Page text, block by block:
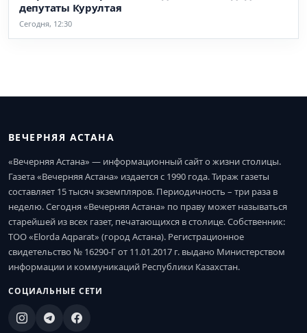
депутаты Курултая
Сегодня, 12:30
ВЕЧЕРНЯЯ АСТАНА
«Вечерняя Астана» — информационный сайт о жизни столицы.
Газета «Вечерняя Астана» издается с 1990 года. Тираж газеты
составляет 15 тысяч экземпляров. Периодичность – три раза в
неделю. Сегодня «Вечерняя Астана» по праву может называться
старейшей из всех газет, печатающихся в столице. Собственник:
ТОО «Elorda Aqparat» (город Астана). Регистрационное
свидетельство № 16290-Г от 11.01.2017 г. выдано Министерством
информации и коммуникаций Республики Казахстан.
СОЦИАЛЬНЫЕ СЕТИ